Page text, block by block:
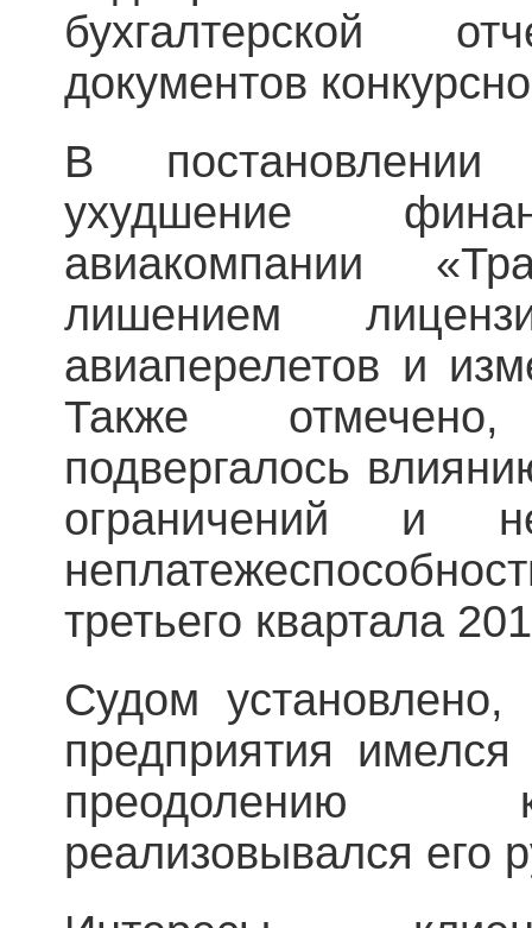
бухгалтерской
документов
В
ухудшение
авиакомпании
лишением
авиаперелетов и
Также
подвергалось
ограничений и
третьего квартала
Судом
предприятия
преодолению
реализовывался его